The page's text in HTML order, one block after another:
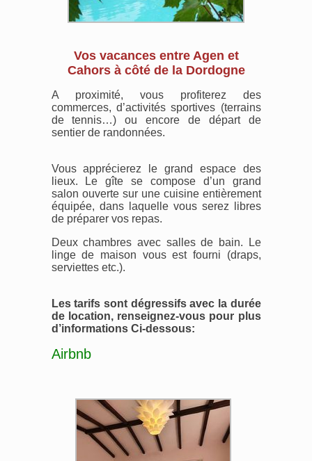
Vos vacances entre Agen et
Cahors à côté de la Dordogne
A proximité, vous profiterez des
commerces, d’activités sportives (terrains
de tennis…) ou encore de départ de
sentier de randonnées.
Vous apprécierez le grand espace des
lieux. Le gîte se compose d’un grand
salon ouverte sur une cuisine entièrement
équipée, dans laquelle vous serez libres
de préparer vos repas.
Deux chambres avec salles de bain. Le
linge de maison vous est fourni (draps,
serviettes etc.).
Les tarifs sont dégressifs avec la durée
de location, renseignez-vous pour plus
d’informations Ci-dessous:
Airbnb